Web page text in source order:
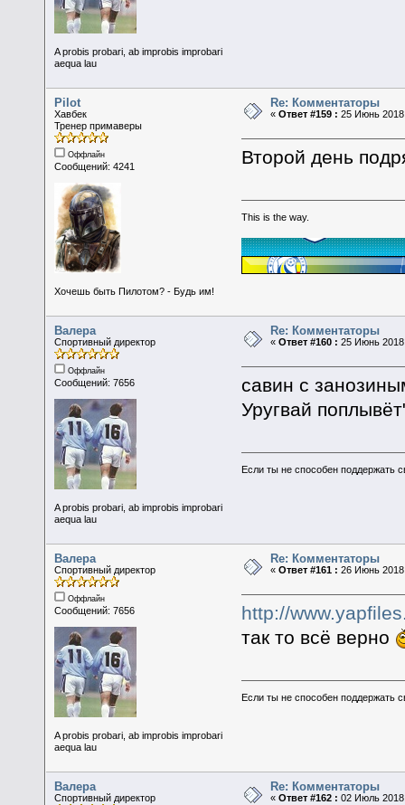
A probis probari, ab improbis improbari
aequa lau
Pilot
Хавбек
Тренер примаверы
Оффлайн
Сообщений: 4241
Хочешь быть Пилотом? - Будь им!
Re: Комментаторы
«Ответ #159 : 25 Июнь
Второй день
This is the way.
Валера
Спортивный директор
Оффлайн
Сообщений: 7656
A probis probari, ab improbis improbari
aequa lau
Re: Комментаторы
«Ответ #160 : 25 Июнь
савин с
Уругвай
Если ты не способен поддержать
Валера
Спортивный директор
Оффлайн
Сообщений: 7656
A probis probari, ab improbis improbari
aequa lau
Re: Комментаторы
«Ответ #161 : 26 Июнь
http://
так то всё верно
Если ты не способен поддержать
Валера
Спортивный директор
Re: Комментаторы
«Ответ #162 : 02 Июль